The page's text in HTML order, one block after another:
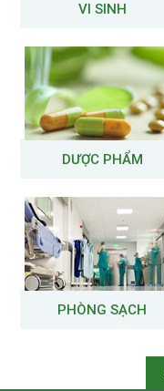
VI SINH
DƯỢC PHẨM
PHÒNG SẠCH